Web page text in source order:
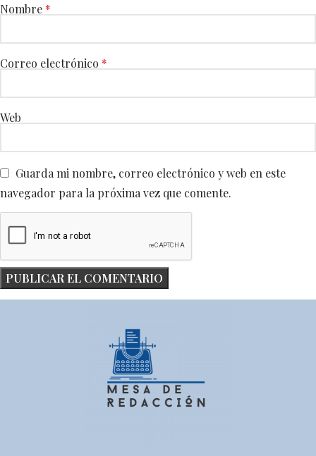
Nombre *
Correo electrónico *
Web
Guarda mi nombre, correo electrónico y web en este
navegador para la próxima vez que comente.